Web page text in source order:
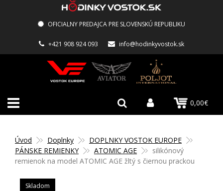
OFICIALNY PREDAJCA PRE SLOVENSKÚ REPUBLIKU
+421 908 924 093 info@hodinkyvostok.sk
0,00€
Úvod Doplnky
DOPLNKY VOSTOK EUROPE
PÁNSKE REMIENKY
ATOMIC AGE
silikónový
remienok na model ATOMIC AGE žltý s čiernou prackou
Skladom